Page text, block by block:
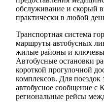
обслуживание и скорый
практически в любой
Транспортная система
маршруты автобусных
жилые районы и
Автобусные остановки
короткой прогулочной
комплексов. Для поездок
автобусное сообщение с
региональные рейсы